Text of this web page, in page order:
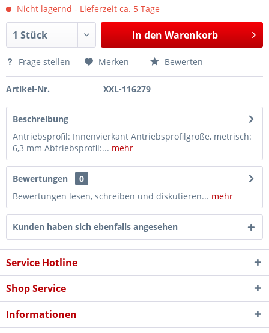
Nicht lagernd - Lieferzeit ca. 5 Tage
In den Warenkorb
Frage stellen Merken Bewerten
Artikel-Nr. XXL-116279
Beschreibung
Antriebsprofil: Innenvierkant Antriebsprofilgröße, metrisch:
6,3 mm Abtriebsprofil:... mehr
Bewertungen
0
Bewertungen lesen, schreiben und diskutieren... mehr
Kunden haben sich ebenfalls angesehen
Service Hotline
Shop Service
Informationen